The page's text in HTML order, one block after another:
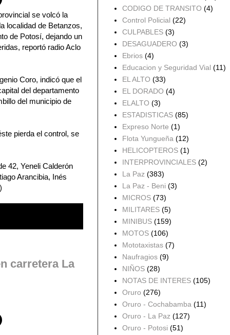
se volcó la
localidad de Betanzos,
de Potosí, dejando un
reportó radio Aclo
Coro, indicó que el
del departamento
del municipio de
pierda el control, se
42, Yeneli Calderón
Arancibia, Inés
carretera La
CODIGO DE TRANSITO (4)
Control Policial (22)
CULPABLES (3)
DESAGUADERO (3)
Ebrios (4)
Educacion y Seguridad Vial (11)
EL ALTO (33)
EL DORADO (4)
ELALTO (3)
ESTADISTICAS (85)
Expreso Norte (1)
Flota Yungueña (12)
HELICOPTEROS (1)
INTERPROVINCIALES (2)
La Paz (383)
La Paz - Beni (3)
MICROS (73)
MILITARES (5)
MINIBUS (159)
MOTOS (106)
Mototaxistas (7)
Naufragios (9)
NIÑOS (28)
NOTAS DE INTERES (105)
Oruro (276)
Oruro - Cochabamba (11)
Oruro - La Paz (127)
Oruro - Potosi (51)